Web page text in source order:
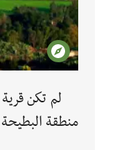
لم تكن
منطقة